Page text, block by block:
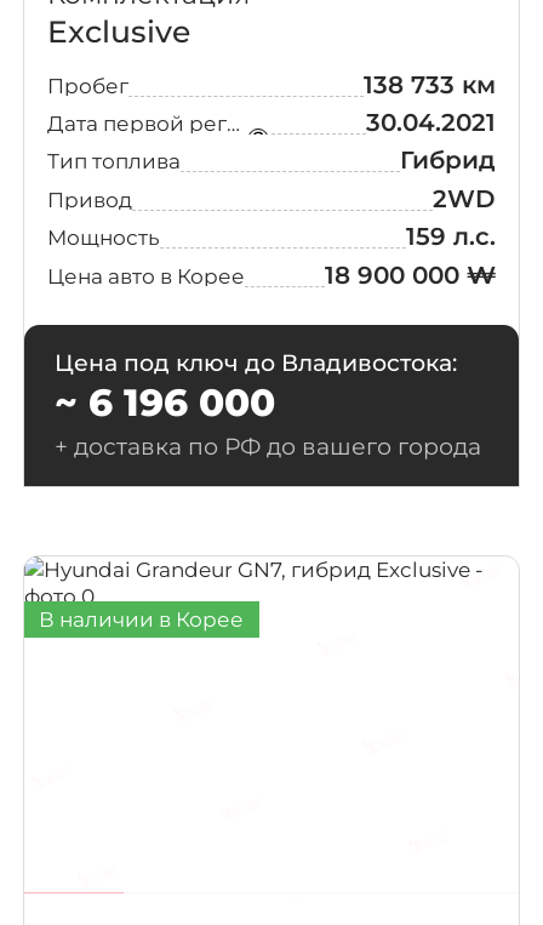
Exclusive
Пробег 138 733 км
Дата первой регистрации 30.04.2021
Тип топлива Гибрид
Привод 2WD
Мощность 159 л.с.
Цена авто в Корее 18 900 000 ₩
Цена под ключ до Владивостока:
~ 6 196 000
+ доставка по РФ до вашего города
В наличии в Корее